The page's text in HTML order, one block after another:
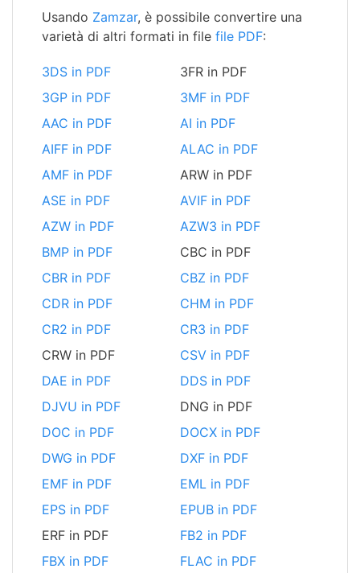
Usando Zamzar, è possibile convertire una
varietà di altri formati in file file PDF:
3DS in PDF
3FR in PDF
3GP in PDF
3MF in PDF
AAC in PDF
AI in PDF
AIFF in PDF
ALAC in PDF
AMF in PDF
ARW in PDF
ASE in PDF
AVIF in PDF
AZW in PDF
AZW3 in PDF
BMP in PDF
CBC in PDF
CBR in PDF
CBZ in PDF
CDR in PDF
CHM in PDF
CR2 in PDF
CR3 in PDF
CRW in PDF
CSV in PDF
DAE in PDF
DDS in PDF
DJVU in PDF
DNG in PDF
DOC in PDF
DOCX in PDF
DWG in PDF
DXF in PDF
EMF in PDF
EML in PDF
EPS in PDF
EPUB in PDF
ERF in PDF
FB2 in PDF
FBX in PDF
FLAC in PDF